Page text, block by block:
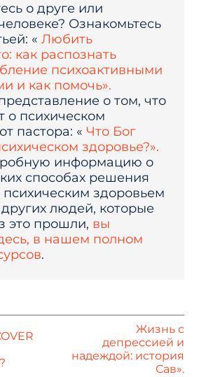
о друге или
Ознакомьтесь
«Любить
как распознать
психоактивными
и как помочь».
о том, что
о психическом
пастора: «Что Бог
здоровье?».
информацию о
способах решения
здоровьем
людей, которые
это прошли, вы
в нашем полном
.
Жизнь с
депрессией и
надеждой: история
Сав».